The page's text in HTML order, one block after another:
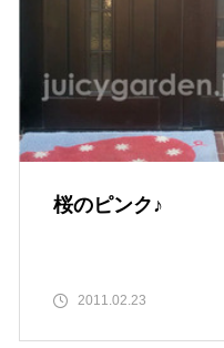
桜のピンク♪
2011.02.23